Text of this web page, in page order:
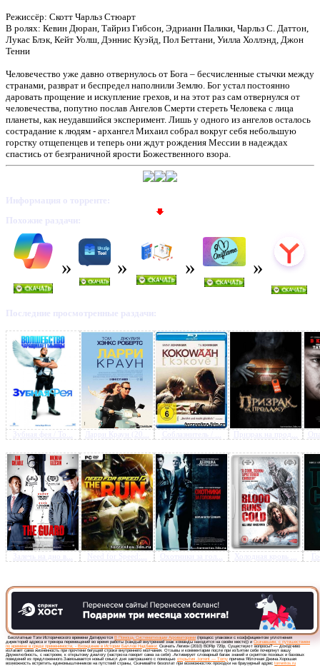
Предлагаем скачать
Легион (2010) BDRip 720p»
Режиссёр: Скотт Чарльз Стюарт
В ролях: Кевин Дюран, Тайриз Гибсон, Эдрианн Палики, Чарльз С. Даттон,
Лукас Блэк, Кейт Уолш, Дэннис Куэйд, Пол Беттани, Уилла Холлэнд, Джон
Тенни
Человечество уже давно отвернулось от Бога – бесчисленные стычки между
странами, разврат и беспредел наполнили Землю. Бог устал постоянно
даровать прощение и искупление грехов, и на этот раз сам отвернулся от
человечества, попутно послав Ангелов Смерти стереть Человека с лица
планеты, как неудавшийся эксперимент. Лишь у одного из ангелов осталось
сострадание к людям - архангел Михаил собрал вокруг себя небольшую
горстку отщепенцев и теперь они ждут рождения Мессии в надеждах
спастись от безграничной ярости Божественного взора.
Информация о торренте:
Похожие раздачи:
Последние просмотренные раздачи:
Зубная фея / To... Ларри Краун (20... Соблазнитель / ... Призрак на прод...
Залечь на дно в... Need for Speed:... Охотники за гол... Холодная кровь ...